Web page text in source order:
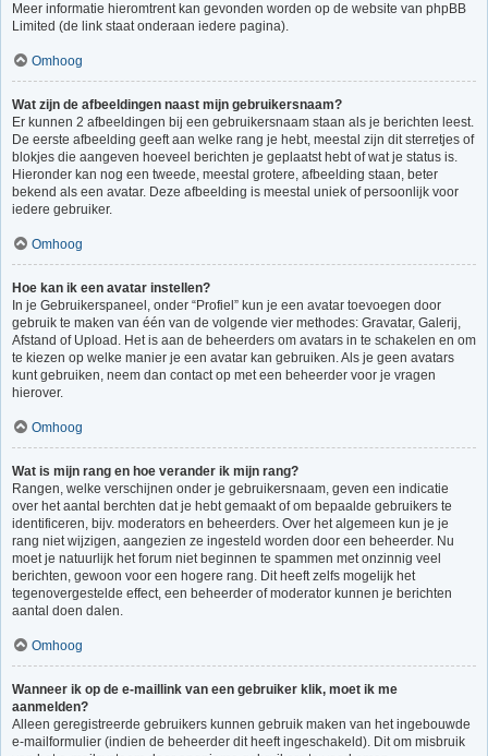
Meer informatie hieromtrent kan gevonden worden op de website van phpBB
Limited (de link staat onderaan iedere pagina).
Omhoog
Wat zijn de afbeeldingen naast mijn gebruikersnaam?
Er kunnen 2 afbeeldingen bij een gebruikersnaam staan als je berichten leest.
De eerste afbeelding geeft aan welke rang je hebt, meestal zijn dit sterretjes of
blokjes die aangeven hoeveel berichten je geplaatst hebt of wat je status is.
Hieronder kan nog een tweede, meestal grotere, afbeelding staan, beter
bekend als een avatar. Deze afbeelding is meestal uniek of persoonlijk voor
iedere gebruiker.
Omhoog
Hoe kan ik een avatar instellen?
In je Gebruikerspaneel, onder “Profiel” kun je een avatar toevoegen door
gebruik te maken van één van de volgende vier methodes: Gravatar, Galerij,
Afstand of Upload. Het is aan de beheerders om avatars in te schakelen en om
te kiezen op welke manier je een avatar kan gebruiken. Als je geen avatars
kunt gebruiken, neem dan contact op met een beheerder voor je vragen
hierover.
Omhoog
Wat is mijn rang en hoe verander ik mijn rang?
Rangen, welke verschijnen onder je gebruikersnaam, geven een indicatie
over het aantal berchten dat je hebt gemaakt of om bepaalde gebruikers te
identificeren, bijv. moderators en beheerders. Over het algemeen kun je je
rang niet wijzigen, aangezien ze ingesteld worden door een beheerder. Nu
moet je natuurlijk het forum niet beginnen te spammen met onzinnig veel
berichten, gewoon voor een hogere rang. Dit heeft zelfs mogelijk het
tegenovergestelde effect, een beheerder of moderator kunnen je berichten
aantal doen dalen.
Omhoog
Wanneer ik op de e-maillink van een gebruiker klik, moet ik me
aanmelden?
Alleen geregistreerde gebruikers kunnen gebruik maken van het ingebouwde
e-mailformulier (indien de beheerder dit heeft ingeschakeld). Dit om misbruik